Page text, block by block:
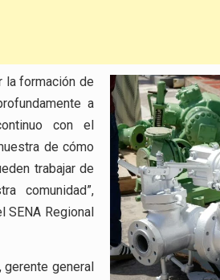
la formación de
a
con el
de cómo
trabajar de
comunidad”,
SENA Regional
general